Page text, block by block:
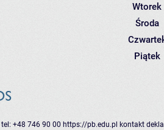
Wtorek
Środa
Piątek
tel: +48 746 90 00 https://pb.edu.pl kontakt